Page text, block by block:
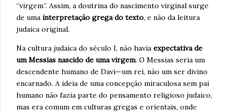
“virgem”. Assim, a doutrina do nascimento virginal surge
de uma interpretação grega do texto, e não da leitura
judaica original.
Na cultura judaica do século I, não havia expectativa de
um Messias nascido de uma virgem. O Messias seria um
descendente humano de Davi—um rei, não um ser divino
encarnado. A ideia de uma concepção miraculosa sem pai
humano não fazia parte do pensamento religioso judaico,
mas era comum em culturas gregas e orientais, onde